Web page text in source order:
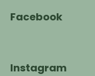
Facebook
Instagram